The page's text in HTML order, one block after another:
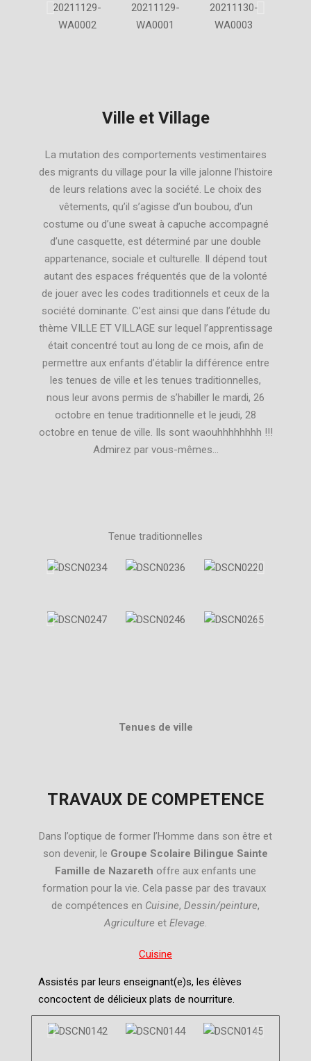
Ville et Village
La mutation des comportements vestimentaires
des migrants du village pour la ville jalonne l’histoire
de leurs relations avec la société. Le choix des
vêtements, qu’il s’agisse d’un boubou, d’un
costume ou d’une sweat à capuche accompagné
d’une casquette, est déterminé par une double
appartenance, sociale et culturelle. Il dépend tout
autant des espaces fréquentés que de la volonté
de jouer avec les codes traditionnels et ceux de la
société dominante. C’est ainsi que dans l’étude du
thème VILLE ET VILLAGE sur lequel l’apprentissage
était concentré tout au long de ce mois, afin de
permettre aux enfants d’établir la différence entre
les tenues de ville et les tenues traditionnelles,
nous leur avons permis de s’habiller le mardi, 26
octobre en tenue traditionnelle et le jeudi, 28
octobre en tenue de ville. Ils sont waouhhhhhhhh !!!
Admirez par vous-mêmes…
Tenue traditionnelles
Tenues de ville
TRAVAUX DE COMPETENCE
Dans l’optique de former l’Homme dans son être et
son devenir, le Groupe Scolaire Bilingue Sainte
Famille de Nazareth offre aux enfants une
formation pour la vie. Cela passe par des travaux
de compétences en Cuisine, Dessin/peinture,
Agriculture et Elevage.
Cuisine
Assistés par leurs enseignant(e)s, les élèves
concoctent de délicieux plats de nourriture.